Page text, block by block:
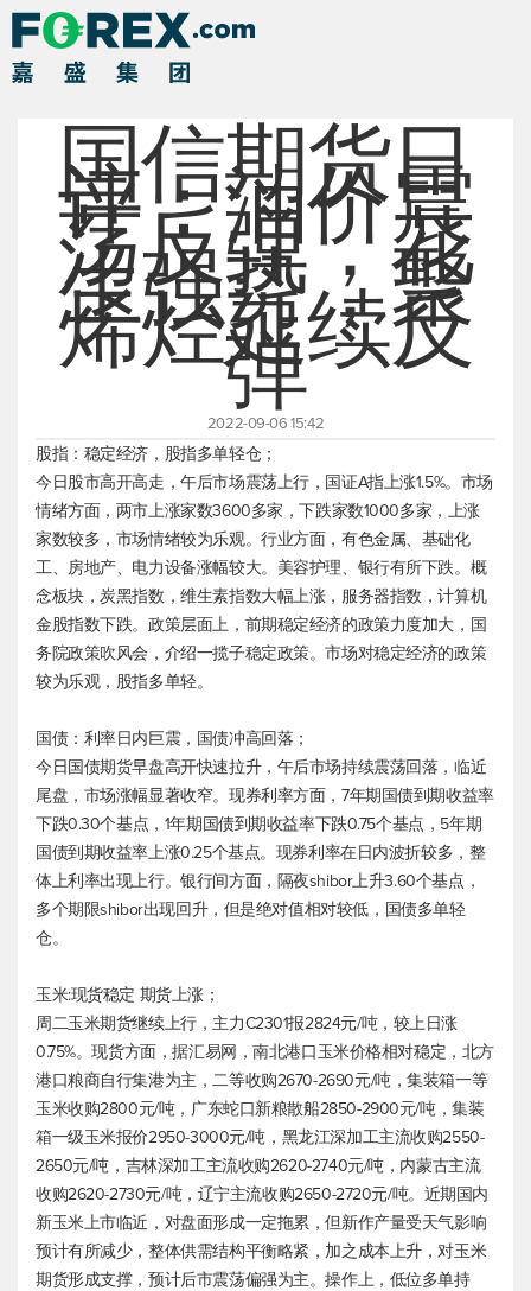
国信期货日
评：油价震
荡反弹，花
生强势，聚
烯烃延续反
弹
2022-09-06 15:42
股指：稳定经济，股指多单轻仓；
今日股市高开高走，午后市场震荡上行，国证A指上涨1.5%。市场
情绪方面，两市上涨家数3600多家，下跌家数1000多家，上涨
家数较多，市场情绪较为乐观。行业方面，有色金属、基础化
工、房地产、电力设备涨幅较大。美容护理、银行有所下跌。概
念板块，炭黑指数，维生素指数大幅上涨，服务器指数，计算机
金股指数下跌。政策层面上，前期稳定经济的政策力度加大，国
务院政策吹风会，介绍一揽子稳定政策。市场对稳定经济的政策
较为乐观，股指多单轻。
国债：利率日内巨震，国债冲高回落；
今日国债期货早盘高开快速拉升，午后市场持续震荡回落，临近
尾盘，市场涨幅显著收窄。现券利率方面，7年期国债到期收益率
下跌0.30个基点，1年期国债到期收益率下跌0.75个基点，5年期
国债到期收益率上涨0.25个基点。现券利率在日内波折较多，整
体上利率出现上行。银行间方面，隔夜shibor上升3.60个基点，
多个期限shibor出现回升，但是绝对值相对较低，国债多单轻
仓。
玉米:现货稳定 期货上涨；
周二玉米期货继续上行，主力C2301报2824元/吨，较上日涨
0.75%。现货方面，据汇易网，南北港口玉米价格相对稳定，北方
港口粮商自行集港为主，二等收购2670-2690元/吨，集装箱一等
玉米收购2800元/吨，广东蛇口新粮散船2850-2900元/吨，集装
箱一级玉米报价2950-3000元/吨，黑龙江深加工主流收购2550-
2650元/吨，吉林深加工主流收购2620-2740元/吨，内蒙古主流
收购2620-2730元/吨，辽宁主流收购2650-2720元/吨。近期国内
新玉米上市临近，对盘面形成一定拖累，但新作产量受天气影响
预计有所减少，整体供需结构平衡略紧，加之成本上升，对玉米
期货形成支撑，预计后市震荡偏强为主。操作上，低位多单持